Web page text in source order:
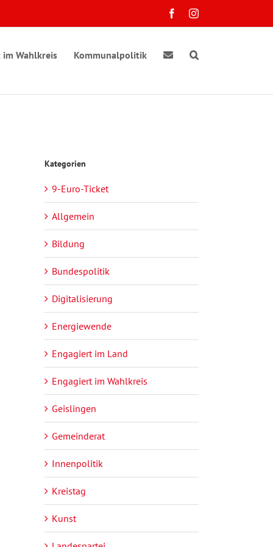
FacebookInstagram
im Wahlkreis Kommunalpolitik
Kategorien
9-Euro-Ticket
Allgemein
Bildung
Bundespolitik
Digitalisierung
Energiewende
Engagiert im Land
Engagiert im Wahlkreis
Geislingen
Gemeinderat
Innenpolitik
Kreistag
Kunst